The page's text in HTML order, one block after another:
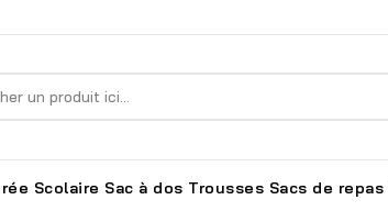
Scolaire Sac à dos Trousses Sacs de repas